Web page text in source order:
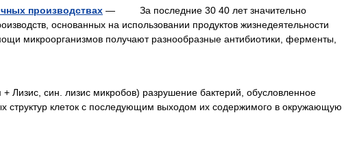
производствах — За последние 30 40 лет значительно
основанных на использовании продуктов жизнедеятельности
микроорганизмов получают разнообразные антибиотики, ферменты,
Лизис, син. лизис микробов) разрушение бактерий, обусловленное
структур клеток с последующим выходом их содержимого в окружающую